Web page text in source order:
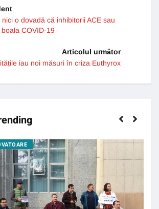
o dovadă că inhibitorii ACE sau
COVID-19
Articolul următor
iau noi măsuri în criza Euthyrox